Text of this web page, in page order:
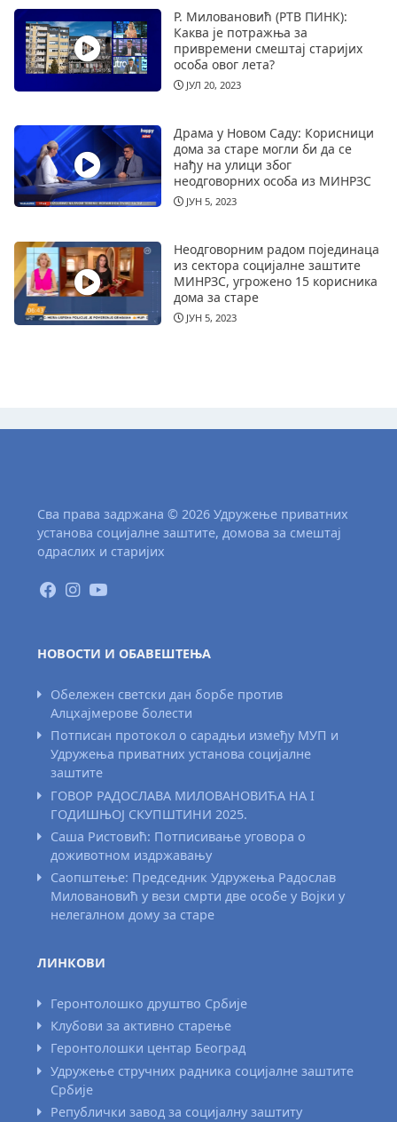
Р. Миловановић (РТВ ПИНК):
Каква је потражња за
привремени смештај старијих
особа овог лета?
ЈУЛ 20, 2023
Драма у Новом Саду: Корисници
дома за старе могли би да се
нађу на улици због
неодговорних особа из МИНРЗС
ЈУН 5, 2023
Неодговорним радом појединаца
из сектора социјалне заштите
МИНРЗС, угрожено 15 корисника
дома за старе
ЈУН 5, 2023
Сва права задржана © 2026 Удружење приватних
установа социјалне заштите, домова за смештај
одраслих и старијих
НОВОСТИ И ОБАВЕШТЕЊА
Обележен светски дан борбе против
Алцхајмерове болести
Потписан протокол о сарадњи између МУП и
Удружења приватних установа социјалне
заштите
ГОВОР РАДОСЛАВА МИЛОВАНОВИЋА НА I
ГОДИШЊОЈ СКУПШТИНИ 2025.
Саша Ристовић: Потписивање уговора о
доживотном издржавању
Саопштење: Председник Удружења Радослав
Миловановић у вези смрти две особе у Војки у
нелегалном дому за старе
ЛИНКОВИ
Геронтолошко друштво Србије
Клубови за активно старење
Геронтолошки центар Београд
Удружење стручних радника социјалне заштите
Србије
Републички завод за социјалну заштиту